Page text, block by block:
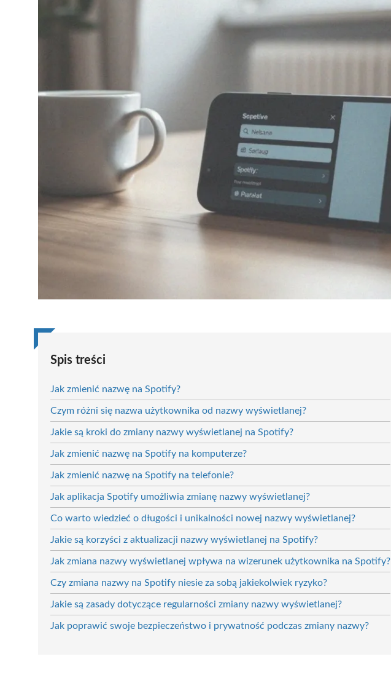
Spis treści
Jak zmienić nazwę na Spotify?
Czym różni się nazwa użytkownika od nazwy wyświetlanej?
Jakie są kroki do zmiany nazwy wyświetlanej na Spotify?
Jak zmienić nazwę na Spotify na komputerze?
Jak zmienić nazwę na Spotify na telefonie?
Jak aplikacja Spotify umożliwia zmianę nazwy wyświetlanej?
Co warto wiedzieć o długości i unikalności nowej nazwy wyświetlanej?
Jakie są korzyści z aktualizacji nazwy wyświetlanej na Spotify?
Jak zmiana nazwy wyświetlanej wpływa na wizerunek użytkownika na Spotify?
Czy zmiana nazwy na Spotify niesie za sobą jakiekolwiek ryzyko?
Jakie są zasady dotyczące regularności zmiany nazwy wyświetlanej?
Jak poprawić swoje bezpieczeństwo i prywatność podczas zmiany nazwy?